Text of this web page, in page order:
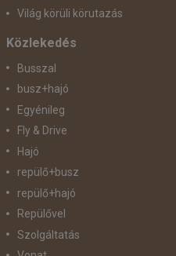
Világ körüli körutazás
Közlekedés
Busszal
busz+hajó
Egyénileg
Fly & Drive
Hajó
repülő+busz
repülő+hajó
Repülővel
Szolgáltatás